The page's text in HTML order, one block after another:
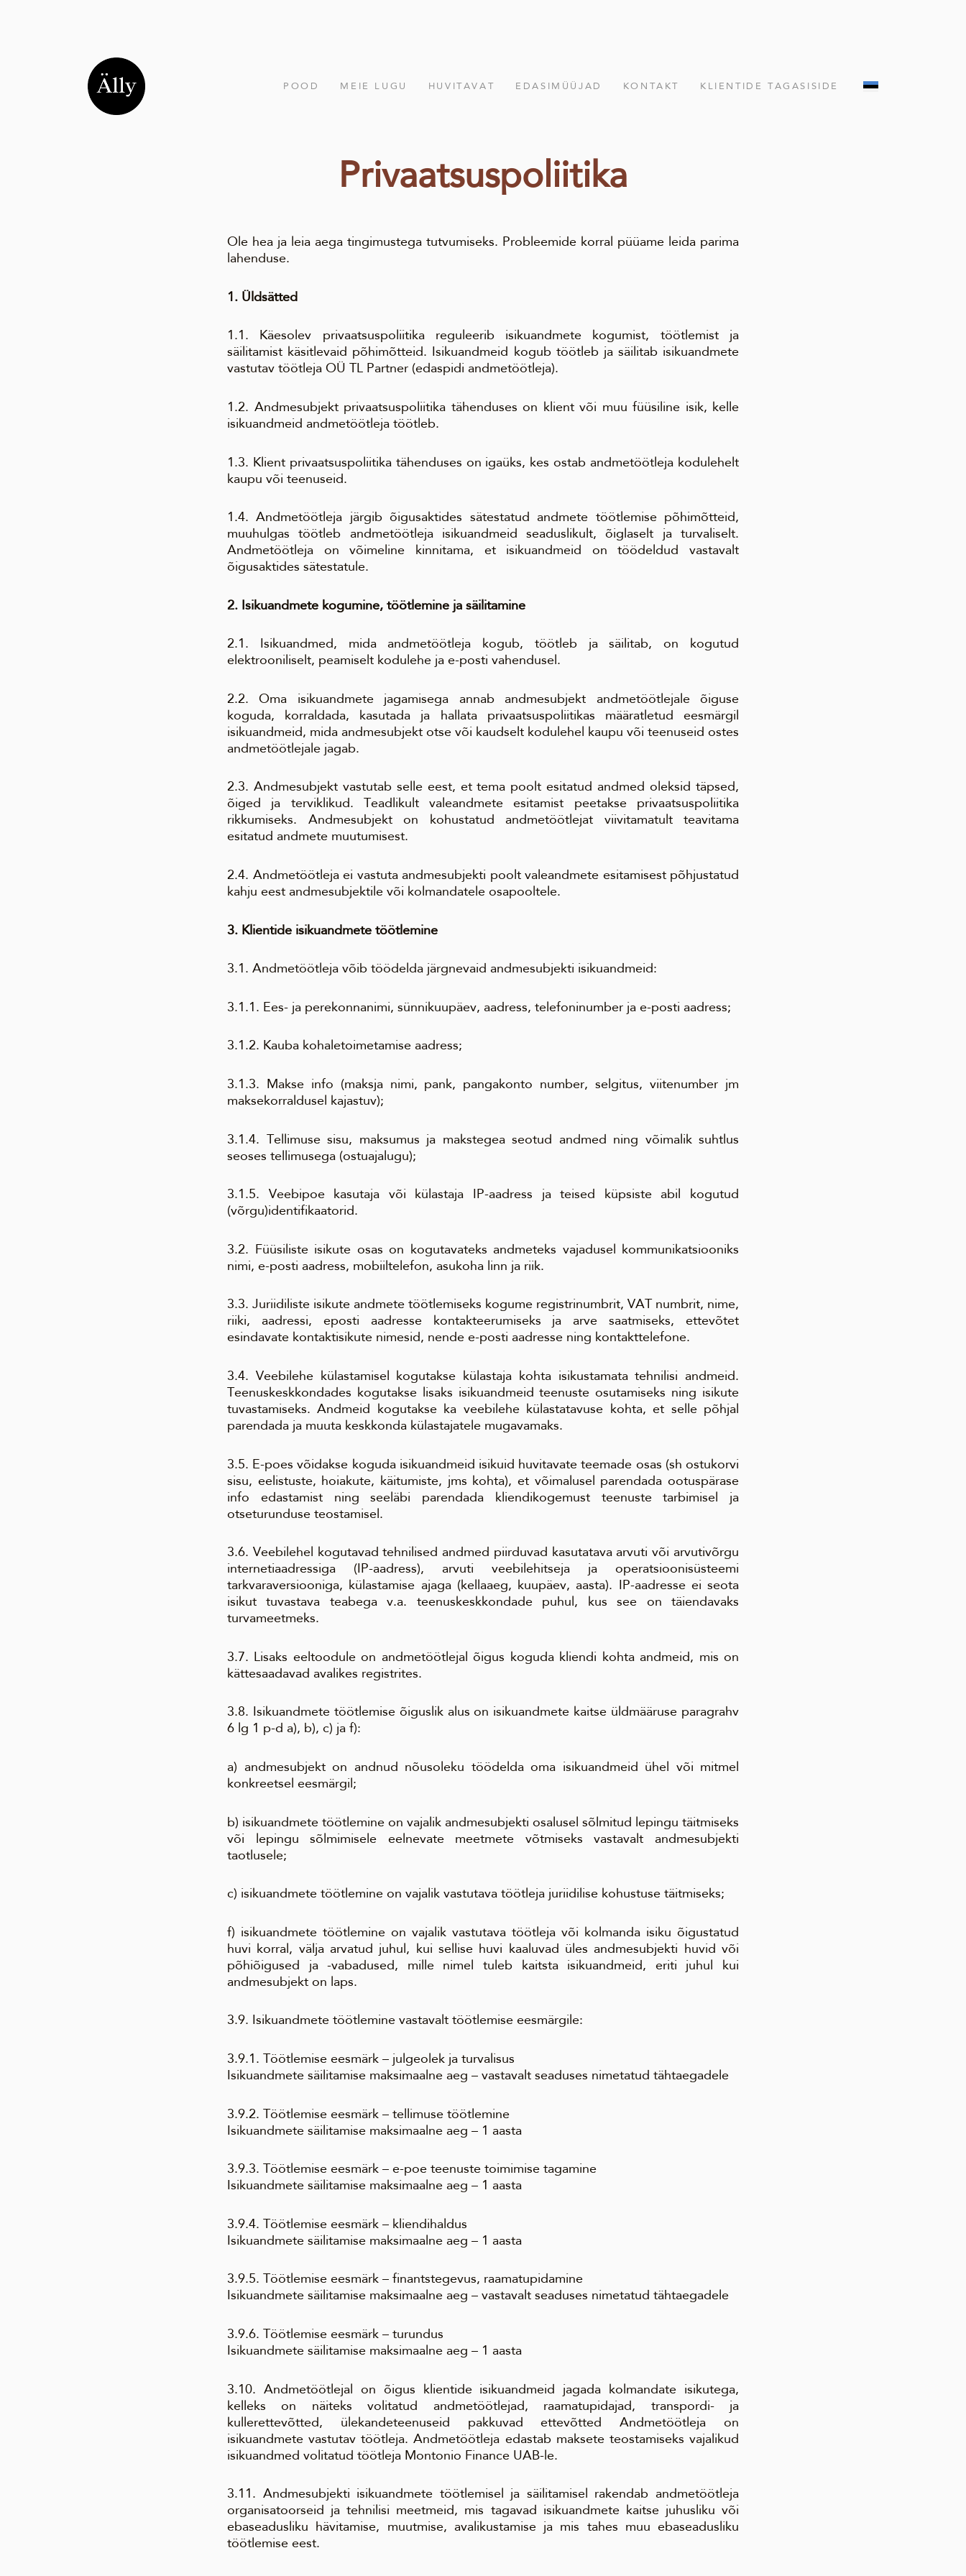
POOD MEIE LUGU HUVITAVAT EDASIMÜÜJAD KONTAKT KLIENTIDE TAGASISIDE
Privaatsuspoliitika
Ole hea ja leia aega tingimustega tutvumiseks. Probleemide korral püüame leida parima
lahenduse.
1. Üldsätted
1.1. Käesolev privaatsuspoliitika reguleerib isikuandmete kogumist, töötlemist ja
säilitamist käsitlevaid põhimõtteid. Isikuandmeid kogub töötleb ja säilitab isikuandmete
vastutav töötleja OÜ TL Partner (edaspidi andmetöötleja).
1.2. Andmesubjekt privaatsuspoliitika tähenduses on klient või muu füüsiline isik, kelle
isikuandmeid andmetöötleja töötleb.
1.3. Klient privaatsuspoliitika tähenduses on igaüks, kes ostab andmetöötleja kodulehelt
kaupu või teenuseid.
1.4. Andmetöötleja järgib õigusaktides sätestatud andmete töötlemise põhimõtteid,
muuhulgas töötleb andmetöötleja isikuandmeid seaduslikult, õiglaselt ja turvaliselt.
Andmetöötleja on võimeline kinnitama, et isikuandmeid on töödeldud vastavalt
õigusaktides sätestatule.
2. Isikuandmete kogumine, töötlemine ja säilitamine
2.1. Isikuandmed, mida andmetöötleja kogub, töötleb ja säilitab, on kogutud
elektrooniliselt, peamiselt kodulehe ja e-posti vahendusel.
2.2. Oma isikuandmete jagamisega annab andmesubjekt andmetöötlejale õiguse
koguda, korraldada, kasutada ja hallata privaatsuspoliitikas määratletud eesmärgil
isikuandmeid, mida andmesubjekt otse või kaudselt kodulehel kaupu või teenuseid ostes
andmetöötlejale jagab.
2.3. Andmesubjekt vastutab selle eest, et tema poolt esitatud andmed oleksid täpsed,
õiged ja terviklikud. Teadlikult valeandmete esitamist peetakse privaatsuspoliitika
rikkumiseks. Andmesubjekt on kohustatud andmetöötlejat viivitamatult teavitama
esitatud andmete muutumisest.
2.4. Andmetöötleja ei vastuta andmesubjekti poolt valeandmete esitamisest põhjustatud
kahju eest andmesubjektile või kolmandatele osapooltele.
3. Klientide isikuandmete töötlemine
3.1. Andmetöötleja võib töödelda järgnevaid andmesubjekti isikuandmeid:
3.1.1. Ees- ja perekonnanimi, sünnikuupäev, aadress, telefoninumber ja e-posti aadress;
3.1.2. Kauba kohaletoimetamise aadress;
3.1.3. Makse info (maksja nimi, pank, pangakonto number, selgitus, viitenumber jm
maksekorraldusel kajastuv);
3.1.4. Tellimuse sisu, maksumus ja makstegea seotud andmed ning võimalik suhtlus
seoses tellimusega (ostuajalugu);
3.1.5. Veebipoe kasutaja või külastaja IP-aadress ja teised küpsiste abil kogutud
(võrgu)identifikaatorid.
3.2. Füüsiliste isikute osas on kogutavateks andmeteks vajadusel kommunikatsiooniks
nimi, e-posti aadress, mobiiltelefon, asukoha linn ja riik.
3.3. Juriidiliste isikute andmete töötlemiseks kogume registrinumbrit, VAT numbrit, nime,
riiki, aadressi, eposti aadresse kontakteerumiseks ja arve saatmiseks, ettevõtet
esindavate kontaktisikute nimesid, nende e-posti aadresse ning kontakttelefone.
3.4. Veebilehe külastamisel kogutakse külastaja kohta isikustamata tehnilisi andmeid.
Teenuskeskkondades kogutakse lisaks isikuandmeid teenuste osutamiseks ning isikute
tuvastamiseks. Andmeid kogutakse ka veebilehe külastatavuse kohta, et selle põhjal
parendada ja muuta keskkonda külastajatele mugavamaks.
3.5. E-poes võidakse koguda isikuandmeid isikuid huvitavate teemade osas (sh ostukorvi
sisu, eelistuste, hoiakute, käitumiste, jms kohta), et võimalusel parendada ootuspärase
info edastamist ning seeläbi parendada kliendikogemust teenuste tarbimisel ja
otseturunduse teostamisel.
3.6. Veebilehel kogutavad tehnilised andmed piirduvad kasutatava arvuti või arvutivõrgu
internetiaadressiga (IP-aadress), arvuti veebilehitseja ja operatsioonisüsteemi
tarkvaraversiooniga, külastamise ajaga (kellaaeg, kuupäev, aasta). IP-aadresse ei seota
isikut tuvastava teabega v.a. teenuskeskkondade puhul, kus see on täiendavaks
turvameetmeks.
3.7. Lisaks eeltoodule on andmetöötlejal õigus koguda kliendi kohta andmeid, mis on
kättesaadavad avalikes registrites.
3.8. Isikuandmete töötlemise õiguslik alus on isikuandmete kaitse üldmääruse paragrahv
6 lg 1 p-d a), b), c) ja f):
a) andmesubjekt on andnud nõusoleku töödelda oma isikuandmeid ühel või mitmel
konkreetsel eesmärgil;
b) isikuandmete töötlemine on vajalik andmesubjekti osalusel sõlmitud lepingu täitmiseks
või lepingu sõlmimisele eelnevate meetmete võtmiseks vastavalt andmesubjekti
taotlusele;
c) isikuandmete töötlemine on vajalik vastutava töötleja juriidilise kohustuse täitmiseks;
f) isikuandmete töötlemine on vajalik vastutava töötleja või kolmanda isiku õigustatud
huvi korral, välja arvatud juhul, kui sellise huvi kaaluvad üles andmesubjekti huvid või
põhiõigused ja -vabadused, mille nimel tuleb kaitsta isikuandmeid, eriti juhul kui
andmesubjekt on laps.
3.9. Isikuandmete töötlemine vastavalt töötlemise eesmärgile:
3.9.1. Töötlemise eesmärk – julgeolek ja turvalisus
Isikuandmete säilitamise maksimaalne aeg – vastavalt seaduses nimetatud tähtaegadele
3.9.2. Töötlemise eesmärk – tellimuse töötlemine
Isikuandmete säilitamise maksimaalne aeg – 1 aasta
3.9.3. Töötlemise eesmärk – e-poe teenuste toimimise tagamine
Isikuandmete säilitamise maksimaalne aeg – 1 aasta
3.9.4. Töötlemise eesmärk – kliendihaldus
Isikuandmete säilitamise maksimaalne aeg – 1 aasta
3.9.5. Töötlemise eesmärk – finantstegevus, raamatupidamine
Isikuandmete säilitamise maksimaalne aeg – vastavalt seaduses nimetatud tähtaegadele
3.9.6. Töötlemise eesmärk – turundus
Isikuandmete säilitamise maksimaalne aeg – 1 aasta
3.10. Andmetöötlejal on õigus klientide isikuandmeid jagada kolmandate isikutega,
kelleks on näiteks volitatud andmetöötlejad, raamatupidajad, transpordi- ja
kullerettevõtted, ülekandeteenuseid pakkuvad ettevõtted Andmetöötleja on
isikuandmete vastutav töötleja. Andmetöötleja edastab maksete teostamiseks vajalikud
isikuandmed volitatud töötleja Montonio Finance UAB-le.
3.11. Andmesubjekti isikuandmete töötlemisel ja säilitamisel rakendab andmetöötleja
organisatoorseid ja tehnilisi meetmeid, mis tagavad isikuandmete kaitse juhusliku või
ebaseadusliku hävitamise, muutmise, avalikustamise ja mis tahes muu ebaseadusliku
töötlemise eest.